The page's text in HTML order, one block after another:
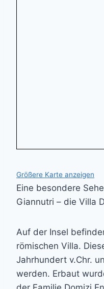
Größere Karte anzeigen
Eine besondere
Giannutri – die Villa
Auf der Insel
römischen Villa.
Jahrhundert v.Chr.
werden. Erbaut